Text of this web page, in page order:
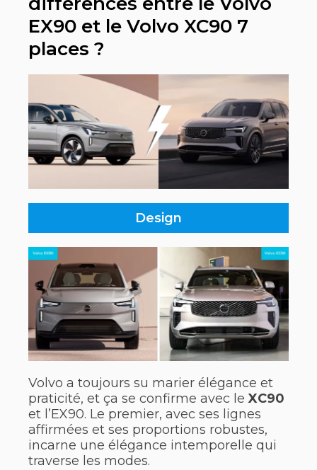
EX90 et le Volvo XC90 7
places ?
Design
Volvo a toujours su marier élégance et
praticité, et ça se confirme avec leXC90
et l’EX90. Le premier, avec ses lignes
affirmées et ses proportions robustes,
incarne une élégance intemporelle qui
traverse les modes.